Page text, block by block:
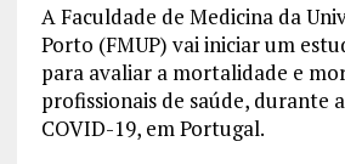
A Faculdade de Medicina da
Porto (FMUP) vai iniciar um
para avaliar a mortalidade e
profissionais de saúde, durante
COVID-19, em Portugal.